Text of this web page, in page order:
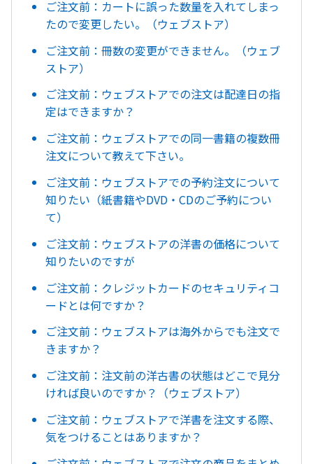
ご注文前：カートに誤った数量を入れてしまっ
たので変更したい。（ウェブストア）
ご注文前：冊数の変更ができません。（ウェブ
ストア）
ご注文前：ウェブストアでの注文は配達日の指
定はできますか？
ご注文前：ウェブストアでの同一書籍の複数冊
注文について教えて下さい。
ご注文前：ウェブストアでの予約注文について
知りたい（紙書籍やDVD・CDのご予約につい
て）
ご注文前：ウェブストアの洋書の価格について
知りたいのですが
ご注文前：クレジットカードのセキュリティコ
ードとは何ですか？
ご注文前：ウェブストアは海外からでも注文で
きますか？
ご注文前：注文前の洋古書の状態はどこで見分
ければ良いのですか？（ウェブストア）
ご注文前：ウェブストアで洋書を注文する際、
気をつけることはありますか？